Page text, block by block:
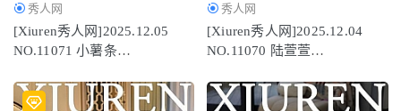
秀人网
[Xiuren秀人网]2025.12.05
NO.11071 小薯条
秀人网
[Xiuren秀人网]2025.12.04
NO.11070 陆萱萱